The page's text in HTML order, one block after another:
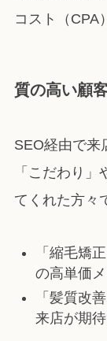
コスト（CPA
質の高い顧
SEO経由で来
「こだわり
てくれた方々
「縮毛矯
の高単価
「髪質改
来店が期